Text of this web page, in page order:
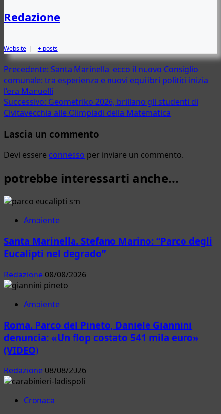
Redazione
Website | + posts
Navigazione
articolo
Precedente: Santa Marinella, ecco il nuovo Consiglio
comunale: tra esperienza e nuovi equilibri politici inizia
l’era Manuelli
Successivo: Geometriko 2026, brillano gli studenti di
Civitavecchia alle Olimpiadi della Matematica
Lascia un commento
Devi essere connesso per inviare un commento.
potrebbe interessarti anche...
Ambiente
Santa Marinella. Stefano Marino: “Parco degli
Eucalipti nel degrado”
Redazione 08/08/2026
Ambiente
Roma. Parco del Pineto, Daniele Giannini
denuncia: «Un flop costato 541 mila euro»
(VIDEO)
Redazione 08/08/2026
Cronaca